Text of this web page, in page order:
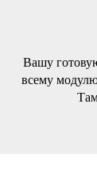
Вашу
всему